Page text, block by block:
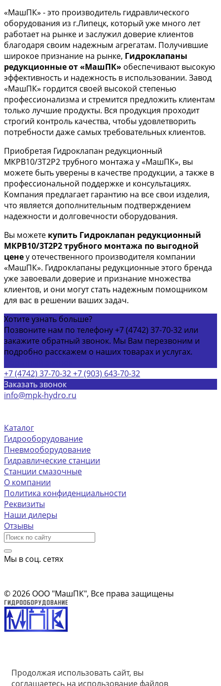
«МашПК» - это производитель гидравлического
оборудования из г.Липецк, который уже много лет
работает на рынке и заслужил доверие клиентов
благодаря своим надежным агрегатам. Получившие
широкое признание на рынке, Гидроклапаны
редукционные от «МашПК» обеспечивают высокую
эффективность и надежность в использовании. Завод
«МашПК» гордится своей высокой степенью
профессионализма и стремится предложить клиентам
только лучшие продукты. Вся продукция проходит
строгий контроль качества, чтобы удовлетворить
потребности даже самых требовательных клиентов.
Приобретая Гидроклапан редукционный
МКРВ10/3Т2Р2 трубного монтажа у «МашПК», вы
можете быть уверены в качестве продукции, а также в
профессиональной поддержке и консультациях.
Компания предлагает гарантию на все свои изделия,
что является дополнительным подтверждением
надежности и долговечности оборудования.
Вы можете купить Гидроклапан редукционный
МКРВ10/3Т2Р2 трубного монтажа по выгодной
ценеу отечественного производителя компании
«МашПК». Гидроклапаны редукционные этого бренда
уже завоевали доверие и признание множества
клиентов, и они могут стать надежным помощником
для вас в решении ваших задач.
Хотите узнать больше?
Позвоните нам по телефону +7 (4742) 37-70-32 или
закажите обратный звонок. Мы Вам перезвоним и
подробно расскажем о наших товарах и услугах.
+7 (4742) 37-70-32+7 (903) 643-70-32
Заказать звонок
info@mpk-hydro.ru
Каталог
Гидрооборудование
Пневмооборудование
Гидравлические станции
Станции смазочные
О компании
Политика конфиденциальности
Реквизиты
Наши дилеры
Отзывы
Мы в соц. сетях
© 2026 ООО "МашПК", Все права защищены
Продолжая использовать сайт, вы
соглашаетесь на использование файлов